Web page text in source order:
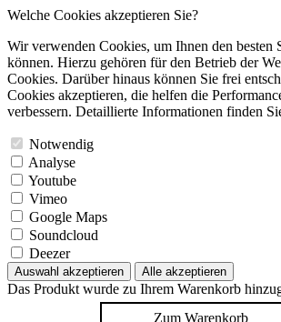
Welche Cookies akzeptieren Sie?
Wir verwenden Cookies, um Ihnen den besten
können. Hierzu gehören für den Betrieb der
Cookies. Darüber hinaus können Sie frei
Cookies akzeptieren, die helfen die
verbessern. Detaillierte Informationen finden
Notwendig
Analyse
Youtube
Vimeo
Google Maps
Soundcloud
Deezer
Auswahl akzeptieren Alle akzeptieren
Das Produkt wurde zu Ihrem Warenkorb
Zum Warenkorb